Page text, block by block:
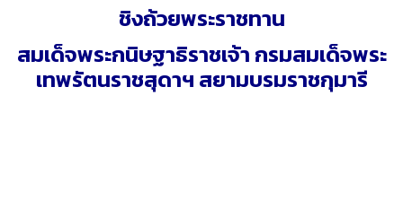
ชิงถ้วยพระราชทาน
สมเด็จพระกนิษฐาธิราชเจ้า กรมสมเด็จพระ
เทพรัตนราชสุดาฯ สยามบรมราชกุมารี